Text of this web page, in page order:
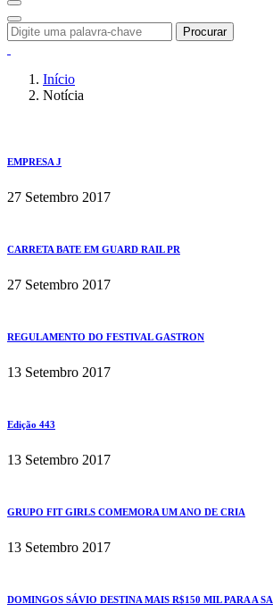
Procurar
Início
Notícia
EMPRESA J
27 Setembro 2017
CARRETA BATE EM GUARD RAIL PR
27 Setembro 2017
REGULAMENTO DO FESTIVAL GASTRON
13 Setembro 2017
Edição 443
13 Setembro 2017
GRUPO FIT GIRLS COMEMORA UM ANO DE CRIA
13 Setembro 2017
DOMINGOS SÁVIO DESTINA MAIS R$150 MIL PARA A SA